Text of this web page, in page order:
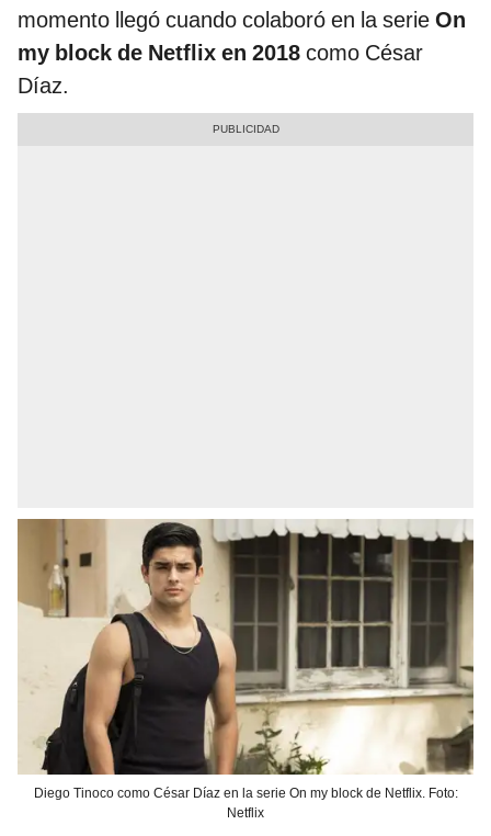
momento llegó cuando colaboró en la serie On
my block de Netflix en 2018 como César
Díaz.
Diego Tinoco como César Díaz en la serie On my block de Netflix. Foto:
Netflix